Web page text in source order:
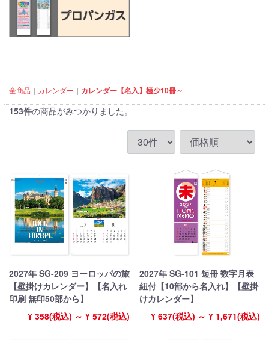
全商品 カレンダー カレンダー【名入】極少10冊～
153件の商品がみつかりました。
2027年 SG-209 ヨーロッパの旅
【壁掛けカレンダー】【名入れ
印刷 無印50部から】
¥ 358(税込) ～ ¥ 572(税込)
2027年 SG-101 短冊 数字月表
紐付【10部から名入れ】【壁掛
けカレンダー】
¥ 637(税込) ～ ¥ 1,671(税込)